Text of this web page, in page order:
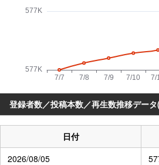
登録者数／投稿本数／再生数推移デー
日付
2026/08/05